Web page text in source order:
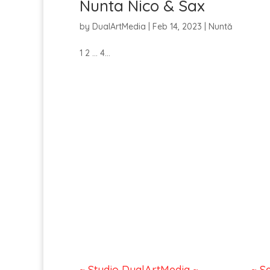
Nunta Nico & Sax
by DualArtMedia Feb 14, 2023 Nuntă
1 2 ... 4...